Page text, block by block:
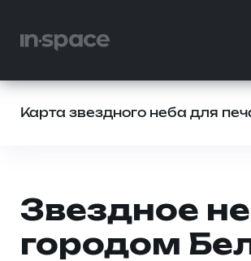
Карта звездного неба для
Звездное
городом